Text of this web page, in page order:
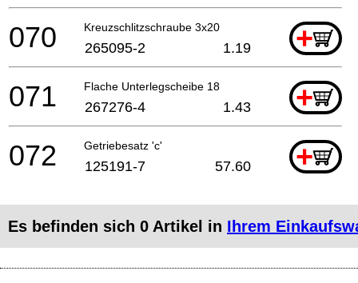
Kreuzschlitzschraube 3x20 +
070 265095-2 1.19
Flache Unterlegscheibe 18 +
071 267276-4 1.43
Getriebesatz 'c' +
072 125191-7 57.60
Es befinden sich 0 Artikel in Ihrem